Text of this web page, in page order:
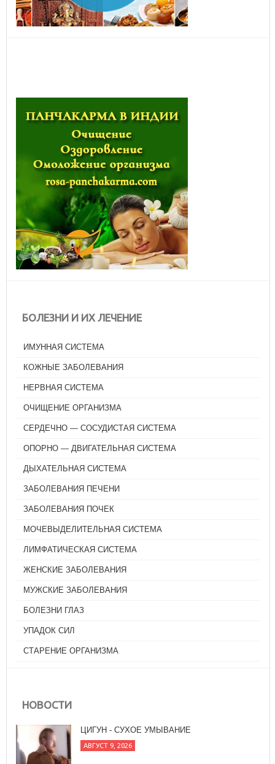
БОЛЕЗНИ И ИХ ЛЕЧЕНИЕ
ИМУННАЯ СИСТЕМА
КОЖНЫЕ ЗАБОЛЕВАНИЯ
НЕРВНАЯ СИСТЕМА
ОЧИЩЕНИЕ ОРГАНИЗМА
СЕРДЕЧНО — СОСУДИСТАЯ СИСТЕМА
ОПОРНО — ДВИГАТЕЛЬНАЯ СИСТЕМА
ДЫХАТЕЛЬНАЯ СИСТЕМА
ЗАБОЛЕВАНИЯ ПЕЧЕНИ
ЗАБОЛЕВАНИЯ ПОЧЕК
МОЧЕВЫДЕЛИТЕЛЬНАЯ СИСТЕМА
ЛИМФАТИЧЕСКАЯ СИСТЕМА
ЖЕНСКИЕ ЗАБОЛЕВАНИЯ
МУЖСКИЕ ЗАБОЛЕВАНИЯ
БОЛЕЗНИ ГЛАЗ
УПАДОК СИЛ
СТАРЕНИЕ ОРГАНИЗМА
НОВОСТИ
ОТКУДА ПОШЛА ЙОГА НЫНЕШНЯЯ, ИЛИ
КРАТКАЯ ИСТОРИЯ ХАТХА-ЙОГИ